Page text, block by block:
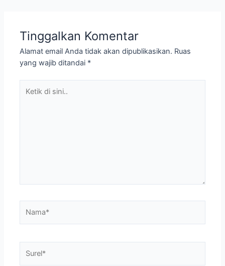
Tinggalkan Komentar
Alamat email Anda tidak akan dipublikasikan. Ruas
yang wajib ditandai *